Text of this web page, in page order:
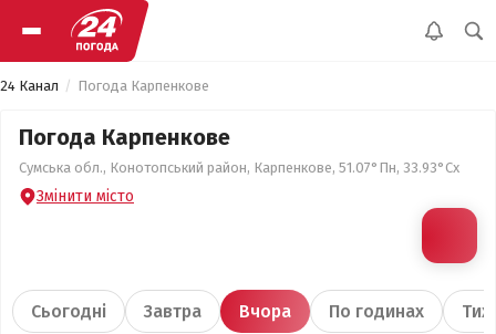
24 Канал Погода Карпенкове
Погода Карпенкове
Сумська обл., Конотопський район, Карпенкове, 51.07°Пн, 33.93°Сх
Змінити місто
Сьогодні Завтра Вчора По годинах